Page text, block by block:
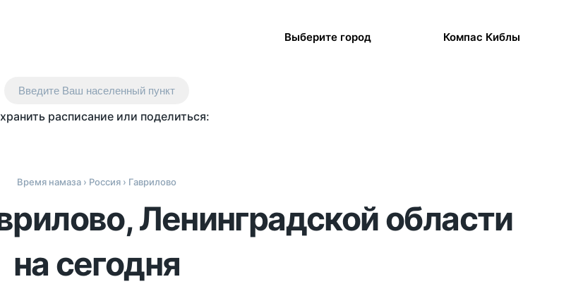
Выберите город Компас Киблы
Введите Ваш населенный пункт
расписание или поделиться:
Время намаза › Россия › Гаврилово
Ленинградской области
на сегодня